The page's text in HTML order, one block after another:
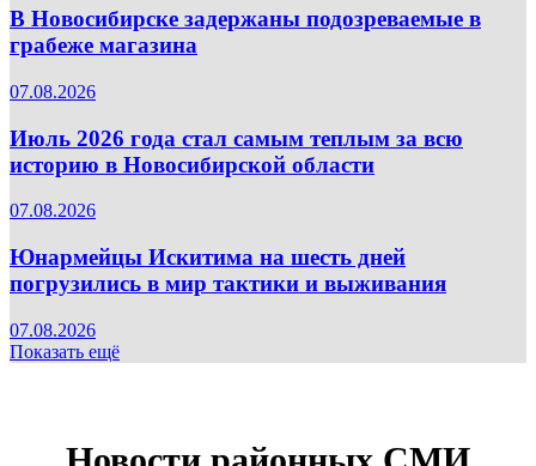
В Новосибирске задержаны подозреваемые в
грабеже магазина
07.08.2026
Июль 2026 года стал самым теплым за всю
историю в Новосибирской области
07.08.2026
Юнармейцы Искитима на шесть дней
погрузились в мир тактики и выживания
07.08.2026
Показать ещё